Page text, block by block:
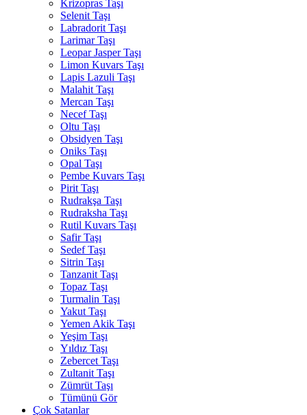
Krizopras Taşı
Selenit Taşı
Labradorit Taşı
Larimar Taşı
Leopar Jasper Taşı
Limon Kuvars Taşı
Lapis Lazuli Taşı
Malahit Taşı
Mercan Taşı
Necef Taşı
Oltu Taşı
Obsidyen Taşı
Oniks Taşı
Opal Taşı
Pembe Kuvars Taşı
Pirit Taşı
Rudrakşa Taşı
Rudraksha Taşı
Rutil Kuvars Taşı
Safir Taşı
Sedef Taşı
Sitrin Taşı
Tanzanit Taşı
Topaz Taşı
Turmalin Taşı
Yakut Taşı
Yemen Akik Taşı
Yeşim Taşı
Yıldız Taşı
Zebercet Taşı
Zultanit Taşı
Zümrüt Taşı
Tümünü Gör
Çok Satanlar